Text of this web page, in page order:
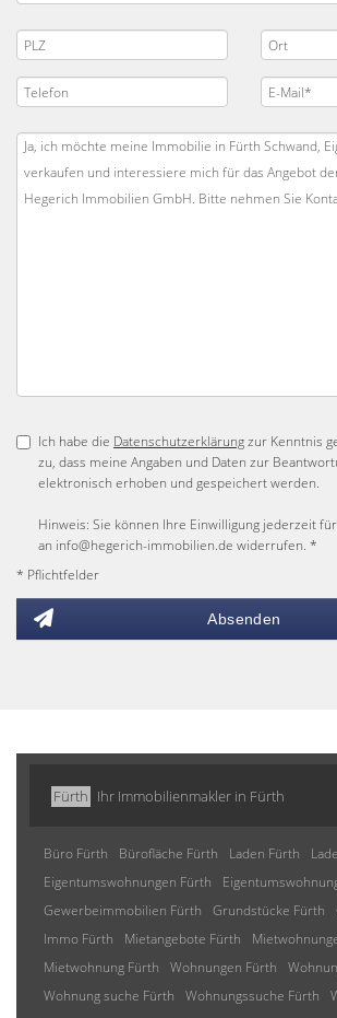
Ich habe die Datenschutzerklärungzur Kenntnis
zu, dass meine Angaben und Daten zur
elektronisch erhoben und gespeichert werden.
Hinweis: Sie können Ihre Einwilligung jederzeit
an info@hegerich-immobilien.de widerrufen. *
* Pflichtfelder
Absenden
Fürth Ihr Immobilienmakler in Fürth
Büro Fürth Bürofläche Fürth Laden Fürth
Eigentumswohnungen Fürth
Gewerbeimmobilien Fürth
Grundstücke Fürth
Immo Fürth
Mietangebote Fürth
Mietwohnung Fürth
Wohnungen Fürth
Wohnung suche Fürth
Wohnungssuche Fürth